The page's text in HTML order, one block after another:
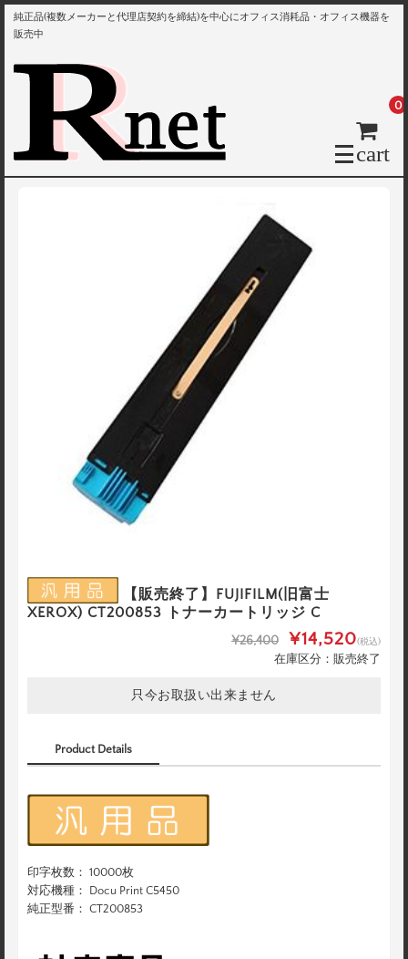
純正品(複数メーカーと代理店契約を締結)を中心にオフィス消耗品・オフィス機器を
販売中
cart
0
【販売終了】FUJIFILM(旧富士
XEROX) CT200853 トナーカートリッジ C
¥26,400 ¥14,520(税込)
在庫区分：販売終了
只今お取扱い出来ません
Product Details
印字枚数： 10000枚
対応機種： Docu Print C5450
純正型番： CT200853